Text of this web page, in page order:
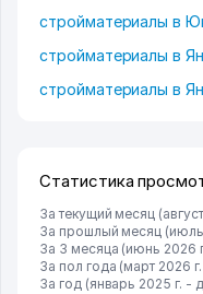
стройматериалы в
стройматериалы в
стройматериалы в
Статистика
За текущий месяц
За прошлый месяц (июль
За 3 месяца (июнь 2026
За пол года (март 2026
За год (январь 2025 г. -